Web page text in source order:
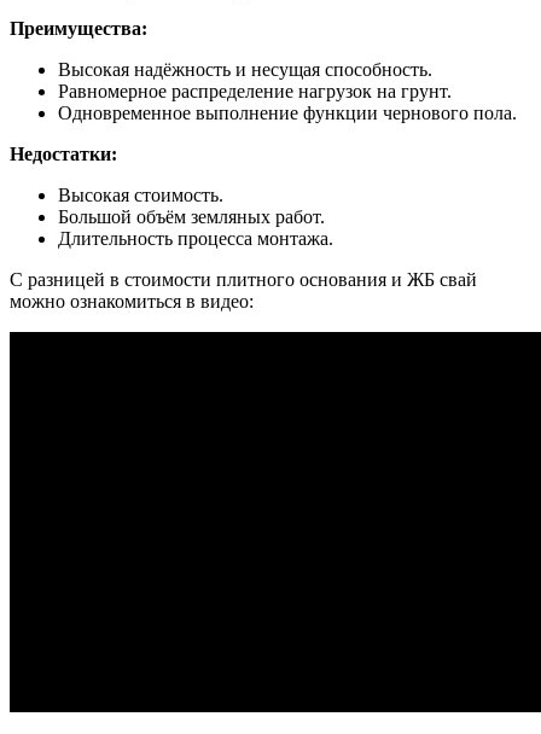
Преимущества:
Высокая надёжность и несущая способность.
Равномерное распределение нагрузок на грунт.
Одновременное выполнение функции чернового пола.
Недостатки:
Высокая стоимость.
Большой объём земляных работ.
Длительность процесса монтажа.
С разницей в стоимости плитного основания и ЖБ свай
можно ознакомиться в видео: